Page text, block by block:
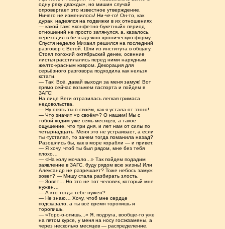
одну реку дважды», но мишин случай
опровергает это известное утверждение.
Ничего не изменилось! Ни-че-го! Он-то, как
дурак, надеялся на подвижки в их отношениях
— какой там: «конфетно-букетный» период
отношений не просто затянулся, а, казалось,
переходил в безнадежно хроническую форму.
Спустя неделю Михаил решился на последний
разговор с Вегой. Шли из института в общагу.
Стоял погожий октябрьский денек, осенние
листья расстилались перед ними нарядным
желто-красным ковром. Декорация для
серьёзного разговора подходила как нельзя
кстати.
— Так! Всё, давай выходи за меня замуж! Вот
прямо сейчас возьмем паспорта и пойдем в
ЗАГС!
На лице Веги отразилась легкая гримаса
недовольства.
— Ну опять ты о своём, как я устала от этого!
— Что значит «о своём»? О нашем! Мы с
тобой ходим уже семь месяцев, а такое
ощущение, что три дня, и лет нам от силы по
четырнадцать. Меня это не устраивает, а если
ты «устала», то зачем тогда поманила назад?
Разошлись бы, как в море корабли — и привет.
— Я хочу, чтоб ты был рядом, мне без тебя
плохо…
— «На колу мочало...» Так пойдем подадим
заявление в ЗАГС, буду рядом всю жизнь! Или
Александр не разрешает? Тоже небось замуж
зовет? — Мишу стала разбирать злость.
— Зовет… Но это не тот человек, который мне
нужен…
— А кто тогда тебе нужен?
— Не знаю… Хочу, чтоб мне сердце
подсказало, а ты всё время торопишь и
торопишь.
— «Торо-о-опишь...» Я, подруга, вообще-то уже
на пятом курсе, у меня на носу госэкзамены, а
через несколько месяцев — распределение,